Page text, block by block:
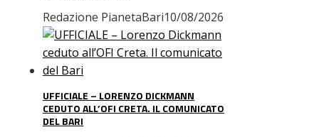
Redazione PianetaBari10/08/2026
UFFICIALE – LORENZO DICKMANN
CEDUTO ALL’OFI CRETA. IL COMUNICATO
DEL BARI